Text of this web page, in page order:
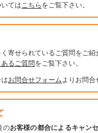
ては こちらをご覧下さい。
寄せられているご質問をご紹
あるご質問をご覧下さい。
お問合せフォーム よりお問合
のお客様の都合によるキャン